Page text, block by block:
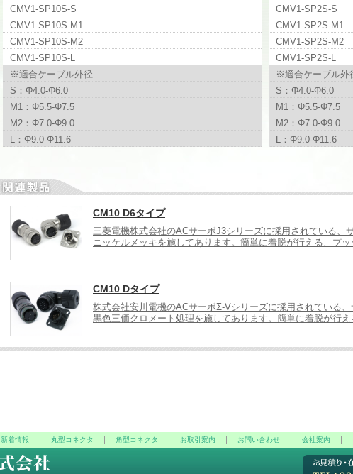
CMV1-SP10S-S
CMV1-SP10S-M1
CMV1-SP10S-M2
CMV1-SP10S-L
※適合ケーブル外径
S：Φ4.0-Φ6.0
M1：Φ5.5-Φ7.5
M2：Φ7.0-Φ9.0
L：Φ9.0-Φ11.6
CMV1-SP2S-S
CMV1-SP2S-M1
CMV1-SP2S-M2
CMV1-SP2S-L
※適合ケーブル外
S：Φ4.0-Φ6.0
M1：Φ5.5-Φ7.5
M2：Φ7.0-Φ9.0
L：Φ9.0-Φ11.6
CM10 D6タイプ
三菱電機株式会社のACサーボJ3シリーズに採用されている、
ニッケルメッキを施してあります。簡単に着脱が行える、プ
CM10 Dタイプ
株式会社安川電機のACサーボΣ-Vシリーズに採用されている
黒色三価クロメート処理を施してあります。簡単に着脱が行
新着情報 丸型コネクタ 角型コネクタ お取引案内 お問い合わせ 会社案内